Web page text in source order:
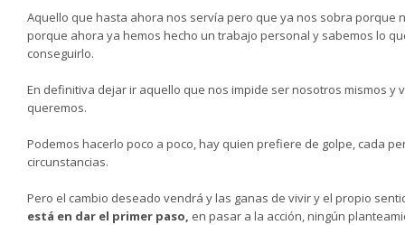
Aquello que hasta ahora nos servía pero que ya nos sobra porque
porque ahora ya hemos hecho un trabajo personal y sabemos lo
conseguirlo.
En definitiva dejar ir aquello que nos impide ser nosotros mismos y
queremos.
Podemos hacerlo poco a poco, hay quien prefiere de golpe, cada
circunstancias.
Pero el cambio deseado vendrá y las ganas de vivir y el propio
está en dar el primer paso, en pasar a la acción, ningún